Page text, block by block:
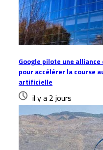
Google pilote une
pour accélérer la course
artificielle
il y a 2 jours